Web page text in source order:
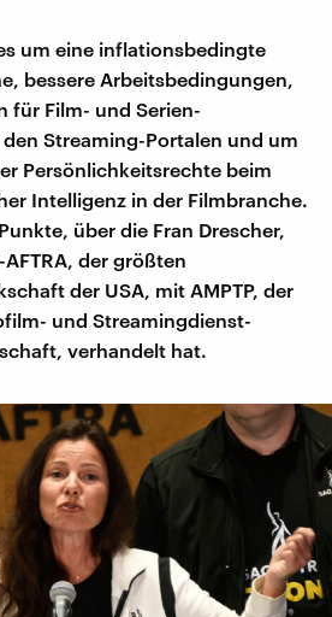
um eine inflationsbedingte
bessere Arbeitsbedingungen,
für Film- und Serien-
Streaming-Portalen und um
Persönlichkeitsrechte beim
Intelligenz in der Filmbranche.
über die Fran Drescher,
der größten
der USA, mit AMPTP, der
und Streamingdienst-
verhandelt hat.